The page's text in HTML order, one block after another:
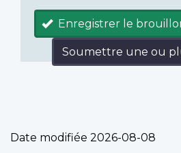
Enregistrer le
Soumettre une ou
Date modifiée 2026-08-08